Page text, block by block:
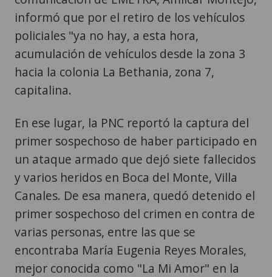
informó que por el retiro de los vehículos
policiales "ya no hay, a esta hora,
acumulación de vehículos desde la zona 3
hacia la colonia La Bethania, zona 7,
capitalina.
En ese lugar, la PNC reportó la captura del
primer sospechoso de haber participado en
un ataque armado que dejó siete fallecidos
y varios heridos en Boca del Monte, Villa
Canales. De esa manera, quedó detenido el
primer sospechoso del crimen en contra de
varias personas, entre las que se
encontraba María Eugenia Reyes Morales,
mejor conocida como "La Mi Amor" en la